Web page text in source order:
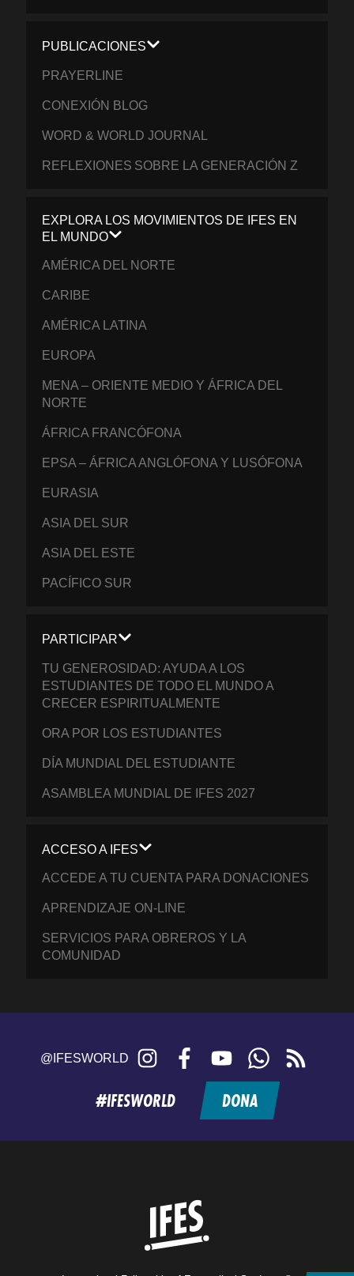
PUBLICACIONES
PRAYERLINE
CONEXIÓN BLOG
WORD & WORLD JOURNAL
REFLEXIONES SOBRE LA GENERACIÓN Z
EXPLORA LOS MOVIMIENTOS DE IFES EN
EL MUNDO
AMÉRICA DEL NORTE
CARIBE
AMÉRICA LATINA
EUROPA
MENA – ORIENTE MEDIO Y ÁFRICA DEL
NORTE
ÁFRICA FRANCÓFONA
EPSA – ÁFRICA ANGLÓFONA Y LUSÓFONA
EURASIA
ASIA DEL SUR
ASIA DEL ESTE
PACÍFICO SUR
PARTICIPAR
TU GENEROSIDAD: AYUDA A LOS
ESTUDIANTES DE TODO EL MUNDO A
CRECER ESPIRITUALMENTE
ORA POR LOS ESTUDIANTES
DÍA MUNDIAL DEL ESTUDIANTE
ASAMBLEA MUNDIAL DE IFES 2027
ACCESO A IFES
ACCEDE A TU CUENTA PARA DONACIONES
APRENDIZAJE ON-LINE
SERVICIOS PARA OBREROS Y LA
COMUNIDAD
@IFESWORLD Instagram FacebookYouTubeWhatsApp
feed
#IFESWORLD DONA